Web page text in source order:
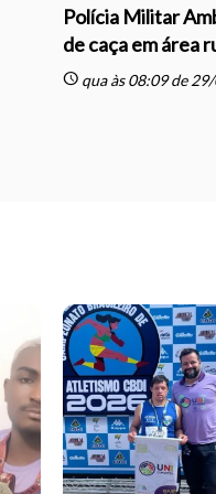
Polícia Militar
de caça em área
schedule qua às 08:09 de